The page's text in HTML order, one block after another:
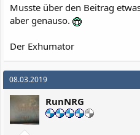
Musste über den Beitrag
aber genauso.
Der Exhumator
08.03.2019
RunNRG